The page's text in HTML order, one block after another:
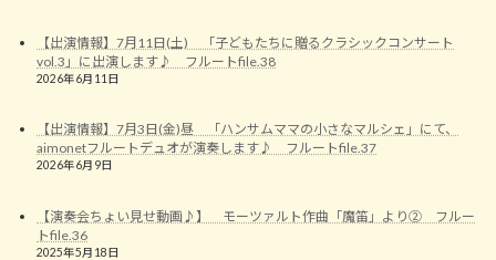
【出演情報】7月11日(土) 「子どもたちに贈るクラシックコンサート
vol.3」に出演します♪ フルートfile.38
2026年6月11日
【出演情報】7月3日(金)昼 「ハンサムママの小さなマルシェ」にて、
aimonetフルートデュオが演奏します♪ フルートfile.37
2026年6月9日
【演奏会ちょい見せ動画♪】 モーツァルト作曲「魔笛」より② フルー
トfile.36
2025年5月18日